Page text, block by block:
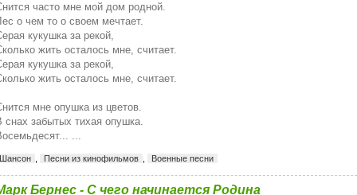
часто мне мой дом родной.
о чем то о своем мечтает.
кукушка за рекой,
жить осталось мне, считает.
кукушка за рекой,
жить осталось мне, считает.
мне опушка из цветов.
снах забытых тихая опушка.
...
Шансон Песни из кинофильмов Военные песни
Бернес - С чего начинается Родина